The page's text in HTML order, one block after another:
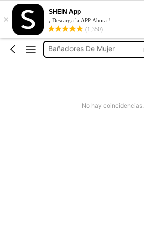
×
SHEIN App
¡ Descarga la APP Ahora !
(1,350)
Vestido Mujer Verano
Bikinis Mujer
Bañadores De Mujer
Conjunto Mujer Dos Piezas
No hay coincidencias.